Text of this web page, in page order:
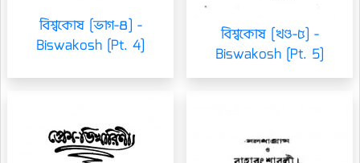
বিশ্বকোষ [ভাগ-৪] -
Biswakosh [Pt. 4]
বিশ্বকোষ [খণ্ড-৫] -
Biswakosh [Pt. 5]